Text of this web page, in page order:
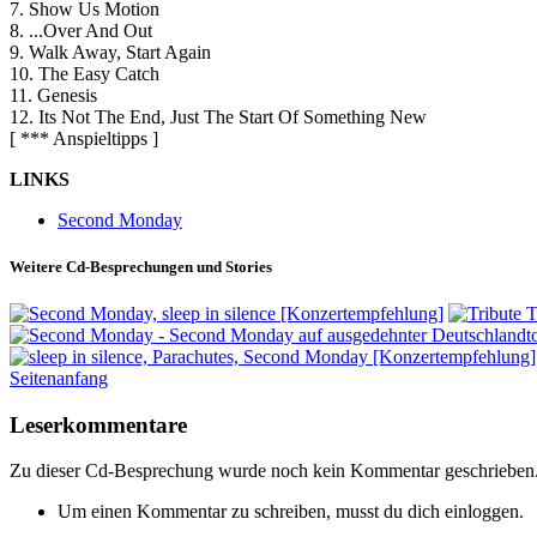
7. Show Us Motion
8. ...Over And Out
9. Walk Away, Start Again
10. The Easy Catch
11. Genesis
12. Its Not The End, Just The Start Of Something New
[ *** Anspieltipps ]
LINKS
Second Monday
Weitere Cd-Besprechungen und Stories
Seitenanfang
Leserkommentare
Zu dieser Cd-Besprechung wurde noch kein Kommentar
Um einen Kommentar zu schreiben, musst du dich einloggen.